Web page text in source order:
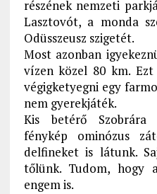
részének nemzeti
Lasztovót, a monda
Odüsszeusz szigetét.
Most azonban
vízen közel 80 km.
végigketyegni egy
nem gyerekjáték.
Kis betérő
fénykép ominózus
delfineket is látunk.
tőlünk. Tudom, hogy
engem is.